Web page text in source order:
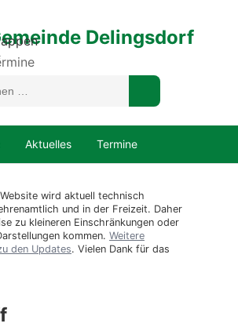
Delingsdorf
Aktuelles Termine
wird aktuell technisch
und in der Freizeit. Daher
zu kleineren Einschränkungen oder
kommen. Weitere
den Updates. Vielen Dank für das